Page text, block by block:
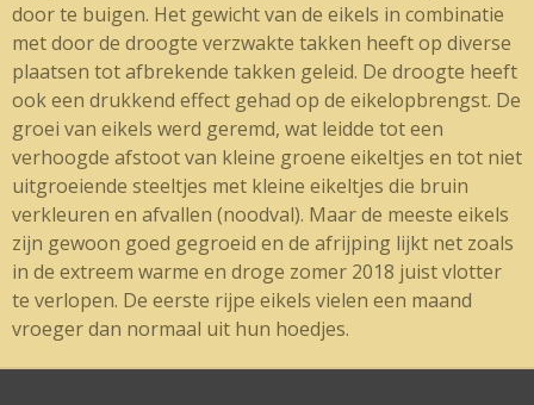
door te buigen. Het gewicht van de eikels in combinatie
met door de droogte verzwakte takken heeft op diverse
plaatsen tot afbrekende takken geleid. De droogte heeft
ook een drukkend effect gehad op de eikelopbrengst. De
groei van eikels werd geremd, wat leidde tot een
verhoogde afstoot van kleine groene eikeltjes en tot niet
uitgroeiende steeltjes met kleine eikeltjes die bruin
verkleuren en afvallen (noodval). Maar de meeste eikels
zijn gewoon goed gegroeid en de afrijping lijkt net zoals
in de extreem warme en droge zomer 2018 juist vlotter
te verlopen. De eerste rijpe eikels vielen een maand
vroeger dan normaal uit hun hoedjes.